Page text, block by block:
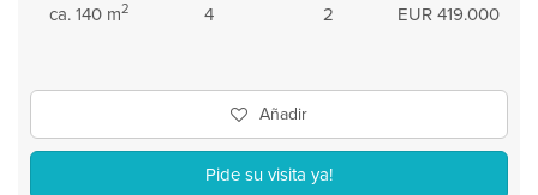
EUR 419.000
2
4
ca. 140 m2
Añadir
Pide su visita ya!